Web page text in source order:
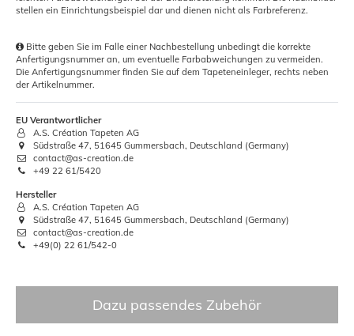
stellen ein Einrichtungsbeispiel dar und dienen nicht als Farbreferenz.
Bitte geben Sie im Falle einer Nachbestellung unbedingt die korrekte
Anfertigungsnummer an, um eventuelle Farbabweichungen zu vermeiden.
Die Anfertigungsnummer finden Sie auf dem Tapeteneinleger, rechts neben
der Artikelnummer.
EU Verantwortlicher
A.S. Création Tapeten AG
Südstraße 47, 51645 Gummersbach, Deutschland (Germany)
contact@as-creation.de
+49 22 61/5420
Hersteller
A.S. Création Tapeten AG
Südstraße 47, 51645 Gummersbach, Deutschland (Germany)
contact@as-creation.de
+49(0) 22 61/542-0
Dazu passendes Zubehör